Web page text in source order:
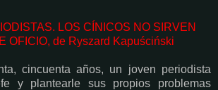
LOS CÍNICOS NO SIRVEN
OFICIO, de Ryszard Kapuściński
cincuenta años, un joven periodista
y plantearle sus propios problemas